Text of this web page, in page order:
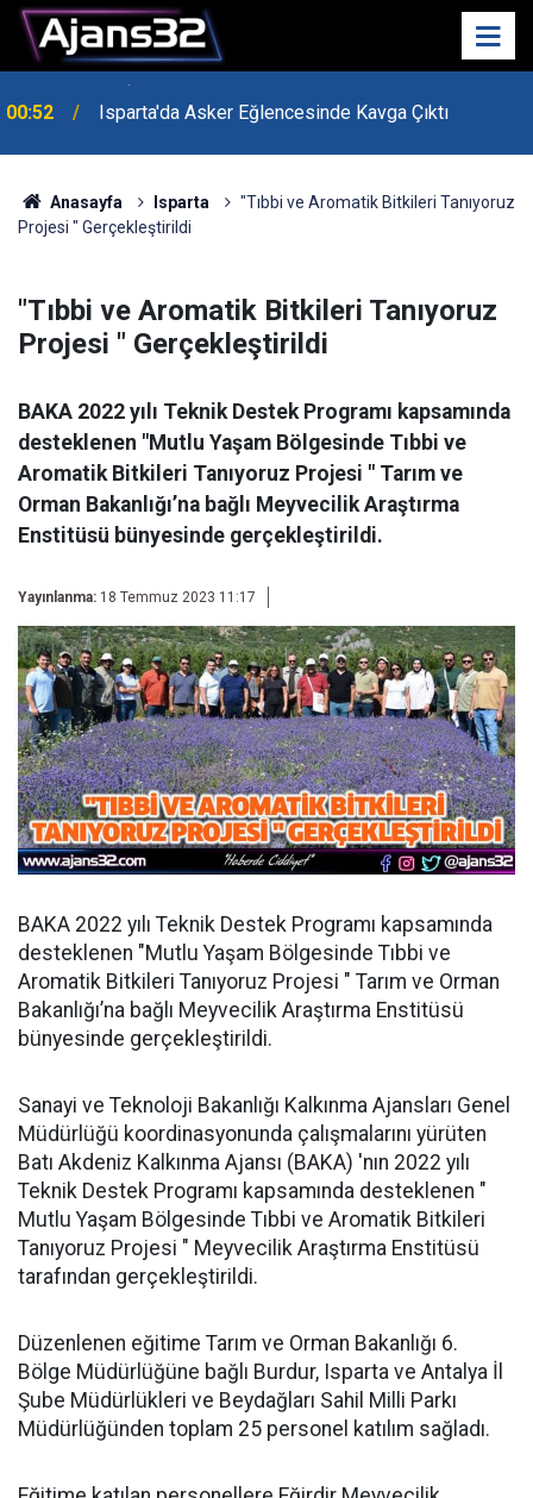
00:52 Isparta'da Asker Eğlencesinde Kavga Çıktı
Anasayfa Isparta
"Tıbbi ve Aromatik Bitkileri Tanıyoruz
Projesi " Gerçekleştirildi
"Tıbbi ve Aromatik Bitkileri Tanıyoruz
Projesi " Gerçekleştirildi
BAKA 2022 yılı Teknik Destek Programı kapsamında
desteklenen "Mutlu Yaşam Bölgesinde Tıbbi ve
Aromatik Bitkileri Tanıyoruz Projesi " Tarım ve
Orman Bakanlığı’na bağlı Meyvecilik Araştırma
Enstitüsü bünyesinde gerçekleştirildi.
Yayınlanma: 18 Temmuz 2023 11:17
BAKA 2022 yılı Teknik Destek Programı kapsamında
desteklenen "Mutlu Yaşam Bölgesinde Tıbbi ve
Aromatik Bitkileri Tanıyoruz Projesi " Tarım ve Orman
Bakanlığı’na bağlı Meyvecilik Araştırma Enstitüsü
bünyesinde gerçekleştirildi.
Sanayi ve Teknoloji Bakanlığı Kalkınma Ajansları Genel
Müdürlüğü koordinasyonunda çalışmalarını yürüten
Batı Akdeniz Kalkınma Ajansı (BAKA) 'nın 2022 yılı
Teknik Destek Programı kapsamında desteklenen "
Mutlu Yaşam Bölgesinde Tıbbi ve Aromatik Bitkileri
Tanıyoruz Projesi " Meyvecilik Araştırma Enstitüsü
tarafından gerçekleştirildi.
Düzenlenen eğitime Tarım ve Orman Bakanlığı 6.
Bölge Müdürlüğüne bağlı Burdur, Isparta ve Antalya İl
Şube Müdürlükleri ve Beydağları Sahil Milli Parkı
Müdürlüğünden toplam 25 personel katılım sağladı.